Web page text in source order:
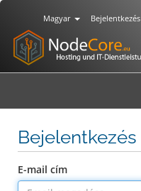
Magyar Bejelentkezés
Bejelentkezés
E-mail cím